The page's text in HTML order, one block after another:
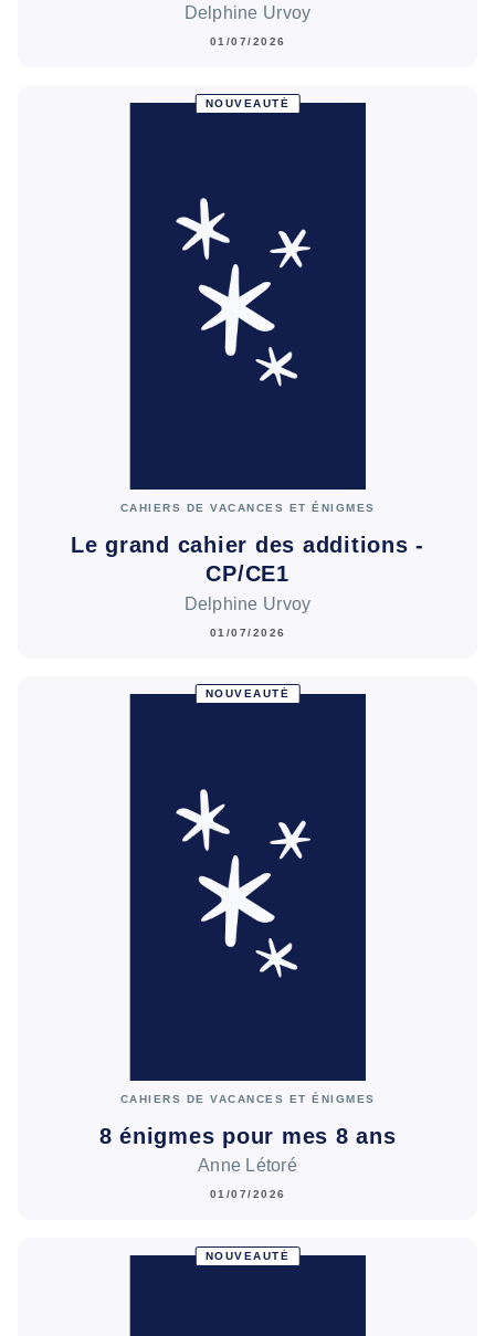
Delphine Urvoy
01/07/2026
NOUVEAUTÉ
CAHIERS DE VACANCES ET ÉNIGMES
Le grand cahier des additions -
CP/CE1
Delphine Urvoy
01/07/2026
NOUVEAUTÉ
CAHIERS DE VACANCES ET ÉNIGMES
8 énigmes pour mes 8 ans
Anne Létoré
01/07/2026
NOUVEAUTÉ